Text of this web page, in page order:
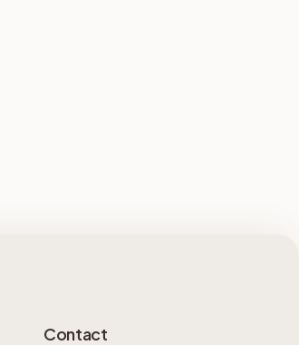
Contact